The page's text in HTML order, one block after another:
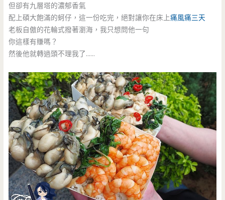
但卻有九層塔的濃郁香氣
配上碩大飽滿的蚵仔，這一份吃完，絕對讓你在床上痛風痛三天
老板自傲的花輪式撥著瀏海，我只想問他一句
你這樣有賺嗎？
然後他就轉過頭不理我了……